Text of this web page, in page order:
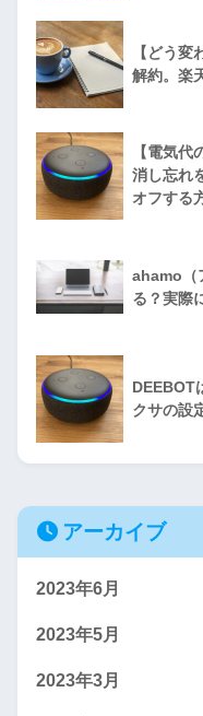
【どう
解約。楽
【電気
消し忘れ
オフする
ahamo（
る？実際
DEEBOT
クサの設
アーカイブ
2023年6月
2023年5月
2023年3月